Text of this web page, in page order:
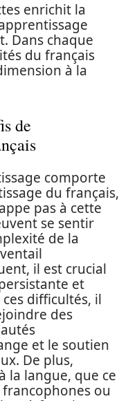
enrichit la
Dans chaque
du français
à la
de
comporte
du français,
pas à cette
se sentir
de la
il est crucial
et
difficultés, il
des
et le soutien
De plus,
la langue, que ce
ou